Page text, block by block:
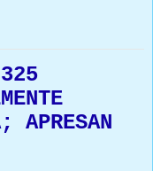
325
APRESAN